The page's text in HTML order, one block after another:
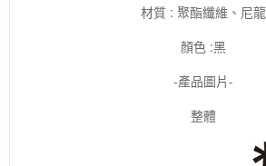
材質 : 聚酯纖維、尼龍
顏色 :黑
-產品圖片-
整體